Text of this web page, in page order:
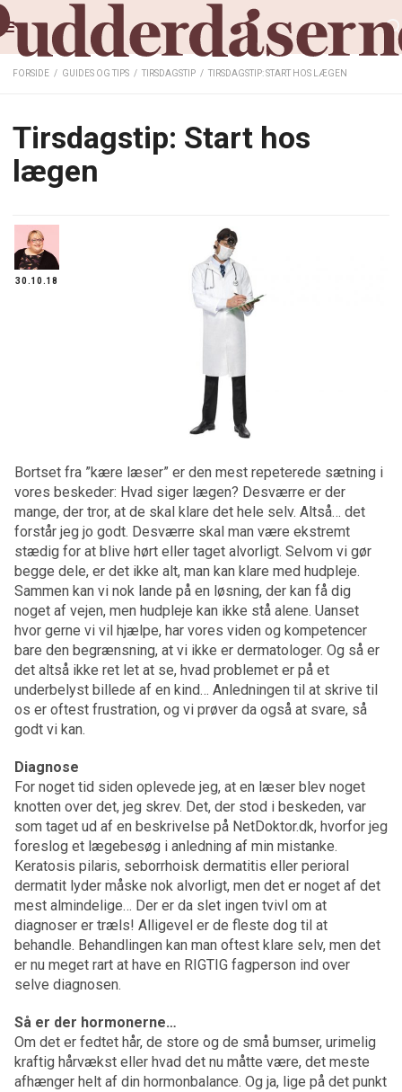
FORSIDE / GUIDES OG TIPS / TIRSDAGSTIP / TIRSDAGSTIP: START HOS LÆGEN
Tirsdagstip: Start hos
lægen
30.10.18
Bortset fra ”kære læser” er den mest repeterede sætning i
vores beskeder: Hvad siger lægen? Desværre er der
mange, der tror, at de skal klare det hele selv. Altså… det
forstår jeg jo godt. Desværre skal man være ekstremt
stædig for at blive hørt eller taget alvorligt. Selvom vi gør
begge dele, er det ikke alt, man kan klare med hudpleje.
Sammen kan vi nok lande på en løsning, der kan få dig
noget af vejen, men hudpleje kan ikke stå alene. Uanset
hvor gerne vi vil hjælpe, har vores viden og kompetencer
bare den begrænsning, at vi ikke er dermatologer. Og så er
det altså ikke ret let at se, hvad problemet er på et
underbelyst billede af en kind… Anledningen til at skrive til
os er oftest frustration, og vi prøver da også at svare, så
godt vi kan.
Diagnose
For noget tid siden oplevede jeg, at en læser blev noget
knotten over det, jeg skrev. Det, der stod i beskeden, var
som taget ud af en beskrivelse på NetDoktor.dk, hvorfor jeg
foreslog et lægebesøg i anledning af min mistanke.
Keratosis pilaris, seborrhoisk dermatitis eller perioral
dermatit lyder måske nok alvorligt, men det er noget af det
mest almindelige… Der er da slet ingen tvivl om at
diagnoser er træls! Alligevel er de fleste dog til at
behandle. Behandlingen kan man oftest klare selv, men det
er nu meget rart at have en RIGTIG fagperson ind over
selve diagnosen.
Så er der hormonerne…
Om det er fedtet hår, de store og de små bumser, urimelig
kraftig hårvækst eller hvad det nu måtte være, det meste
afhænger helt af din hormonbalance. Og ja, lige på det punkt